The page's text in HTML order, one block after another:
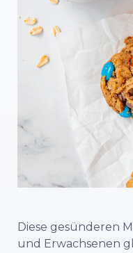
Diese gesünderen
und Erwachsenen